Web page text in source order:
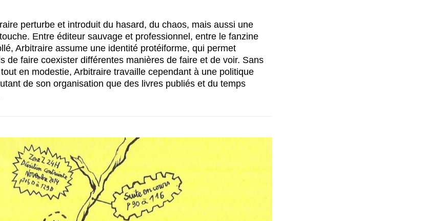
perturbe et introduit du hasard, du chaos, mais aussi une
Entre éditeur sauvage et professionnel, entre le fanzine
Arbitraire assume une identité protéiforme, qui permet
de faire coexister différentes manières de faire et de voir. Sans
en modestie, Arbitraire travaille cependant à une politique
de son organisation que des livres publiés et du temps